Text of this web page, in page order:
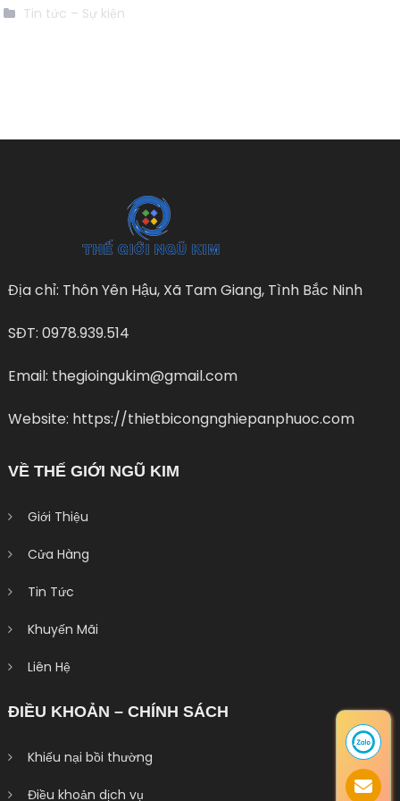
Tin tức – Sự kiện
Địa chỉ: Thôn Yên Hậu, Xã Tam Giang, Tình Bắc Ninh
SĐT: 0978.939.514
Email: thegioingukim@gmail.com
Website: https://thietbicongnghiepanphuoc.com
VỀ THẾ GIỚI NGŨ KIM
Giới Thiệu
Cửa Hàng
Tin Tức
Khuyến Mãi
Liên Hệ
ĐIỀU KHOẢN – CHÍNH SÁCH
Khiếu nại bồi thường
Điều khoản dịch vụ